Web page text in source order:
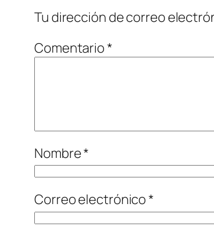
Tu dirección de correo
Comentario*
Nombre*
Correo electrónico*